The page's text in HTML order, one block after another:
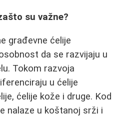
su važne?
građevne ćelije
da se razvijaju u
Tokom razvoja
u ćelije
ćelije kože i druge. Kod
nalaze u koštanoj srži i